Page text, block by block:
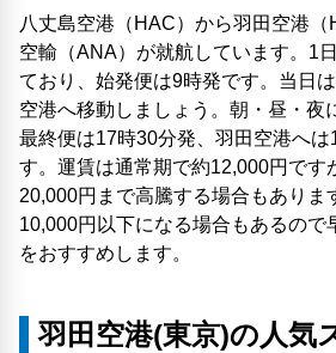
八丈島空港（HAC）から羽田空港
空輸（ANA）が就航しています。1
ており、始発便は9時発です。当日
空港へ移動しましょう。朝・昼・夜
最終便は17時30分発、羽田空港へは
す。運賃は通常期で約12,000円です
20,000円まで高騰する場合もありま
10,000円以下になる場合もあるので
をおすすめします。
羽田空港(東京)の人気